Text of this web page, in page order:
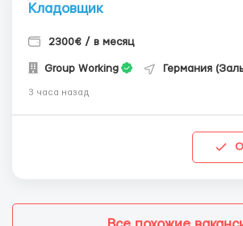
Кладовщик
2300€ / в месяц
Group Working Германия
3 часа назад